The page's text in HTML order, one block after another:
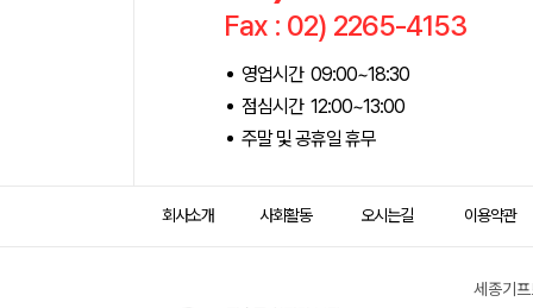
Fax : 02) 2265-4153
영업시간 09:00~18:30
점심시간 12:00~13:00
주말 및 공휴일 휴무
회사소개 사회활동 오시는길 이용약관
세종기